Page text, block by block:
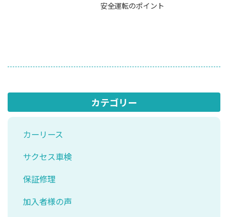
安全運転のポイント
カテゴリー
カーリース
サクセス車検
保証修理
加入者様の声